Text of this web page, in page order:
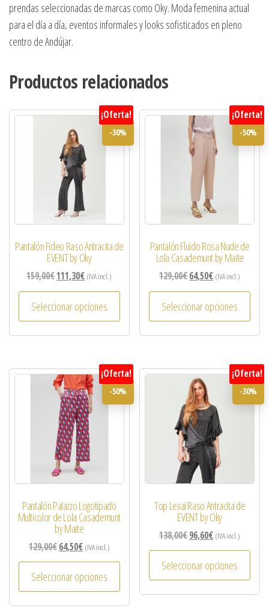
prendas seleccionadas de marcas como Oky. Moda femenina actual
para el día a día, eventos informales y looks sofisticados en pleno
centro de Andújar.
Productos relacionados
¡Oferta!
Pantalón Fideo Raso Antracita de
EVENT by Oky
159,00€111,30€ (IVA incl.)
Seleccionar opciones
-30%
¡Oferta!
Pantalón Fluido Rosa Nude de
Lola Casademunt by Maite
129,00€64,50€ (IVA incl.)
Seleccionar opciones
-50%
¡Oferta!
Pantalón Palazzo Logotipado
Multicolor de Lola Casademunt
by Maite
129,00€64,50€ (IVA incl.)
Seleccionar opciones
-50%
¡Oferta!
Top Lexai Raso Antracita de
EVENT by Oky
138,00€96,60€ (IVA incl.)
Seleccionar opciones
-30%